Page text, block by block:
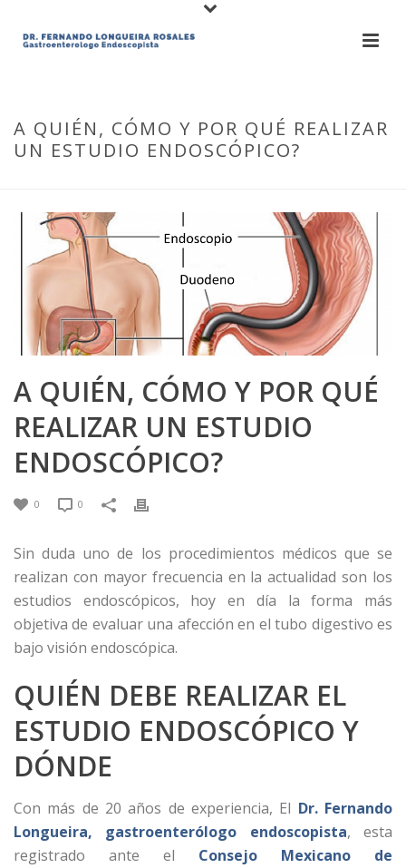
A QUIÉN, CÓMO Y POR QUÉ REALIZAR
UN ESTUDIO ENDOSCÓPICO?
A QUIÉN, CÓMO Y POR QUÉ
REALIZAR UN ESTUDIO
ENDOSCÓPICO?
0 0
Sin duda uno de los procedimientos médicos que se
realizan con mayor frecuencia en la actualidad son los
estudios endoscópicos, hoy en día la forma más
objetiva de evaluar una afección en el tubo digestivo es
bajo visión endoscópica.
QUIÉN DEBE REALIZAR EL
ESTUDIO ENDOSCÓPICO Y
DÓNDE
Con más de 20 años de experiencia, El Dr. Fernando
Longueira, gastroenterólogo endoscopista, esta
registrado ante el Consejo Mexicano de